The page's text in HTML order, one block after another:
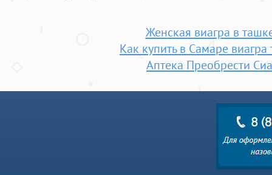
Женская виагра в
Как купить в Самаре виагра
Аптека Преобрести